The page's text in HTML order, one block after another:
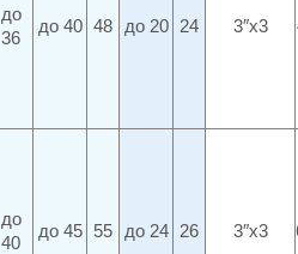
до
36
до 40 48 до 20 24 3″x3
до
40
до 45 55 до 24 26 3″x3